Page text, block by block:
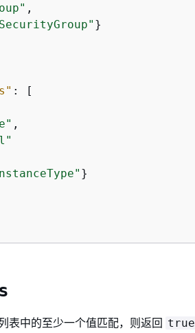
,
}
: [
,
}
表中的至少一个值匹配，则返回 true